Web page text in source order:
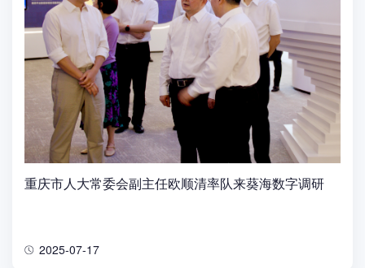
重庆市人大常委会副主任欧顺清率队来葵海数字调研
2025-07-17